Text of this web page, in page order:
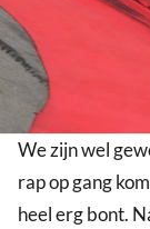
We zijn wel
rap op gang
heel erg bont.